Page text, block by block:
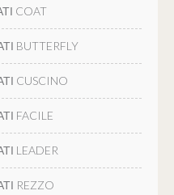
COAT
BUTTERFLY
CUSCINO
FACILE
LEADER
REZZO